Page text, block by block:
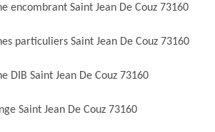
encombrant Saint Jean De Couz 73160
particuliers Saint Jean De Couz 73160
DIB Saint Jean De Couz 73160
Saint Jean De Couz 73160